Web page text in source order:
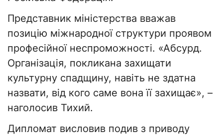
Представник міністерства вважав
позицію міжнародної структури проявом
професійної неспроможності. «Абсурд.
Організація, покликана захищати
культурну спадщину, навіть не здатна
назвати, від кого саме вона її захищає», –
наголосив Тихий.
Дипломат висловив подив з приводу